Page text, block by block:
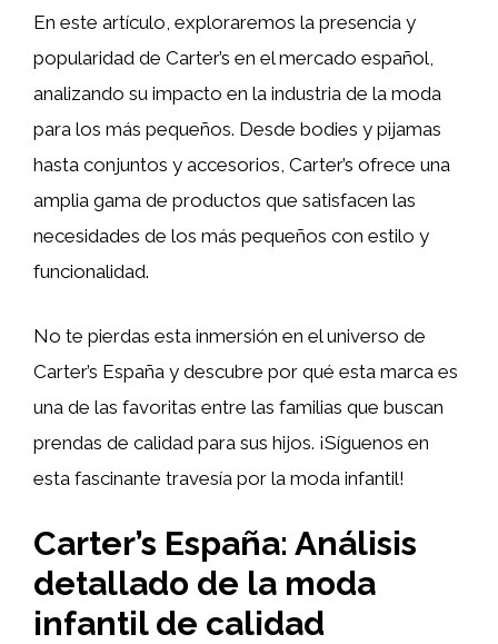
En este artículo, exploraremos la presencia y
popularidad de Carter’s en el mercado español,
analizando su impacto en la industria de la moda
para los más pequeños. Desde bodies y pijamas
hasta conjuntos y accesorios, Carter’s ofrece una
amplia gama de productos que satisfacen las
necesidades de los más pequeños con estilo y
funcionalidad.
No te pierdas esta inmersión en el universo de
Carter’s España y descubre por qué esta marca es
una de las favoritas entre las familias que buscan
prendas de calidad para sus hijos. ¡Síguenos en
esta fascinante travesía por la moda infantil!
Carter’s España: Análisis
detallado de la moda
infantil de calidad